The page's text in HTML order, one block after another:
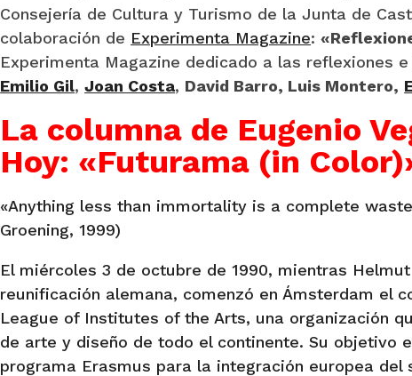
Consejería de Cultura y Turismo de la Junta de
colaboración de Experimenta Magazine:
Experimenta Magazine dedicado a las reflexiones
Emilio Gil,Joan Costa, David Barro, Luis Montero,
La columna de Eugenio
Hoy: «Futurama (in
«Anything less than immortality is a complete
Groening, 1999)
El miércoles 3 de octubre de 1990, mientras
reunificación alemana, comenzó en Ámsterdam el
League of Institutes of the Arts, una organización
de arte y diseño de todo el continente. Su objetivo
programa Erasmus para la integración europea del